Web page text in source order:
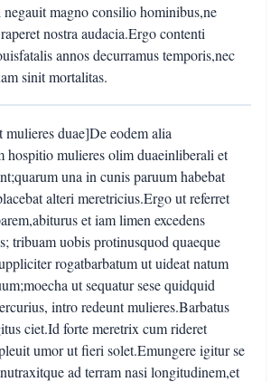
magno consilio hominibus,ne
nostra audacia.Ergo contenti
annos decurramus temporis,nec
sinit mortalitas.
duae]De eodem alia
hospitio mulieres olim duaeinliberali et
una in cunis paruum habebat
alteri meretricius.Ergo ut referret
et iam limen excedens
tribuam uobis protinusquod quaeque
rogatbarbatum ut uideat natum
ut sequatur sese quidquid
intro redeunt mulieres.Barbatus
ciet.Id forte meretrix cum rideret
umor ut fieri solet.Emungere igitur se
ad terram nasi longitudinem,et